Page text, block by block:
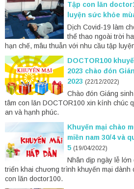
Tập con lăn
luyện sức khỏe
Dịch Covid-19 làm
thể thao ngoài trời
hạn chế, mâu thuẫn với nhu cầu tập
DOCTOR100
2023 chào đón
2023 (22/12/2022)
Chào đón Giáng
tâm con lăn DOCTOR100 xin kính chúc
an và hạnh phúc.
Khuyến mại chào
miền nam 30/4 và
5 (19/04/2022)
Nhân dịp ngày lễ lớn
triển khai chương trình khuyến mại dành
con lăn doctor100.